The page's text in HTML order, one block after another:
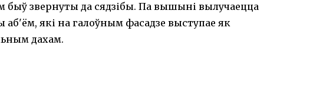
быў звернуты да сядзібы. Па вышыні вылучаецца
які на галоўным фасадзе выступае як
дахам.